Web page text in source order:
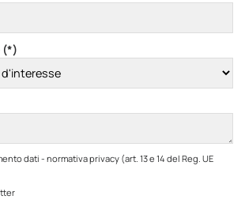
(*)
dati - normativa privacy (art. 13 e 14 del Reg. UE